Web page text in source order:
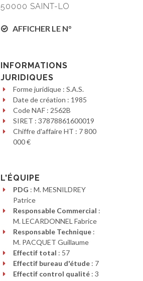
50000 SAINT-LO
AFFICHER LE N°
INFORMATIONS
JURIDIQUES
Forme juridique : S.A.S.
Date de création : 1985
Code NAF : 2562B
SIRET : 37878861600019
Chiffre d'affaire HT : 7 800
000 €
L'ÉQUIPE
PDG : M. MESNILDREY
Patrice
Responsable Commercial :
M. LECARDONNEL Fabrice
Responsable Technique:
M. PACQUET Guillaume
Effectif total : 57
Effectif bureau d'étude: 7
Effectif control qualité: 3